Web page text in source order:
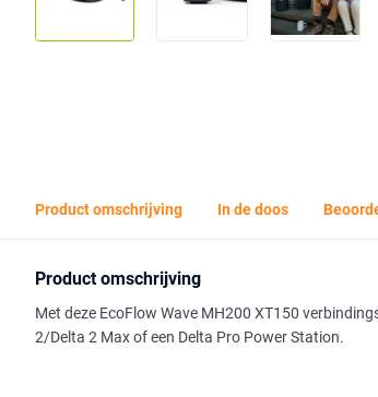
Product omschrijving In de doos
Product omschrijving
Met deze EcoFlow Wave MH200 XT150
2/Delta 2 Max of een Delta Pro Power Station.